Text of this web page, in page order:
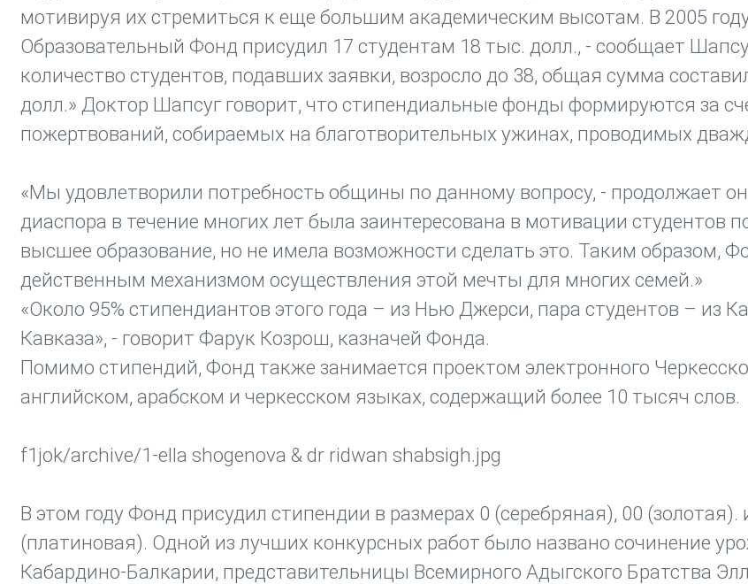
мотивируя их стремиться к еще большим академическим высотам. В 2005
Образовательный Фонд присудил 17 студентам 18 тыс. долл., - сообщает
количество студентов, подавших заявки, возросло до 38, общая сумма
долл.» Доктор Шапсуг говорит, что стипендиальные фонды формируются за
пожертвований, собираемых на благотворительных ужинах, проводимых
«Мы удовлетворили потребность общины по данному вопросу, - продолжает
диаспора в течение многих лет была заинтересована в мотивации студентов
высшее образование, но не имела возможности сделать это. Таким образом,
действенным механизмом осуществления этой мечты для многих семей.»
«Около 95% стипендиантов этого года – из Нью Джерси, пара студентов – из
Кавказа», - говорит Фарук Козрош, казначей Фонда.
Помимо стипендий, Фонд также занимается проектом электронного
английском, арабском и черкесском языках, содержащий более 10 тысяч слов.
f1jok/archive/1-ella shogenova & dr ridwan shabsigh.jpg
В этом году Фонд присудил стипендии в размерах 0 (серебряная), 00 (золотая).
(платиновая). Одной из лучших конкурсных работ было названо сочинение
Кабардино-Балкарии, представительницы Всемирного Адыгского Братства